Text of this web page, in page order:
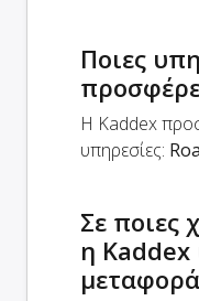
Ποιες
Η Kaddex
υπηρεσίες:
Σε ποιες
η Kaddex